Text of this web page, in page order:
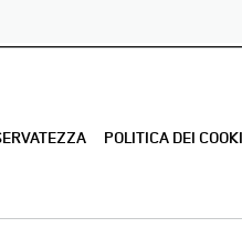
POLITICA DEI